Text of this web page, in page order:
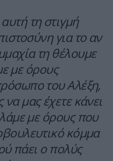
τη στιγμή
για το αν
τη θέλουμε
με όρους
του Αλέξη,
μας έχετε κάνει
με όρους που
κόμμα
πάει ο πολύς